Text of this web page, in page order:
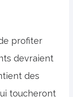
profiter
devraient
des
toucheront